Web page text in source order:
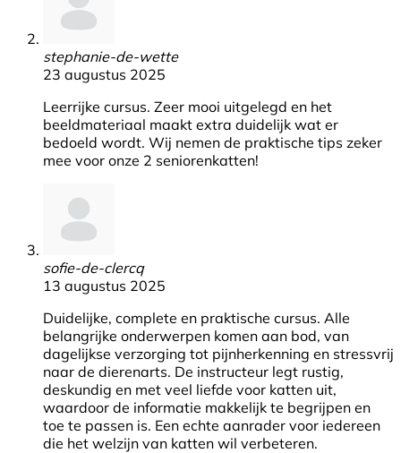
stephanie-de-wette
23 augustus 2025
Leerrijke cursus. Zeer mooi uitgelegd en het
beeldmateriaal maakt extra duidelijk wat er
bedoeld wordt. Wij nemen de praktische tips zeker
mee voor onze 2 seniorenkatten!
sofie-de-clercq
13 augustus 2025
Duidelijke, complete en praktische cursus. Alle
belangrijke onderwerpen komen aan bod, van
dagelijkse verzorging tot pijnherkenning en stressvrij
naar de dierenarts. De instructeur legt rustig,
deskundig en met veel liefde voor katten uit,
waardoor de informatie makkelijk te begrijpen en
toe te passen is. Een echte aanrader voor iedereen
die het welzijn van katten wil verbeteren.